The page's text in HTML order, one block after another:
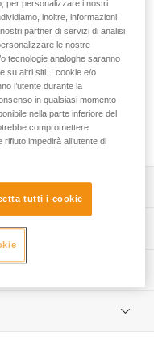
l’utilizzo su corda
e ZIGZAG PLUS.
permanente nella
CHICANE e Prusik
fluido della corda nel
garantisce
quando si
apribile,
o OK (non fornito). Il
all’anello di
CHICANE e Prusik
ZIGZAGPLUS-
per personalizzare i nostri
inoltre, informazioni
partner di servizi di analisi
le nostre
tecnologie analoghe saranno
su altri siti. I cookie e/o
l’utente durante la
in qualsiasi momento
nella parte inferiore del
compromettere
rifiuto impedirà all’utente di
tutti i cookie